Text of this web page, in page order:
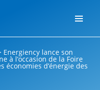
Energiency lance son
à l’occasion de la Foire
économies d’énergie des